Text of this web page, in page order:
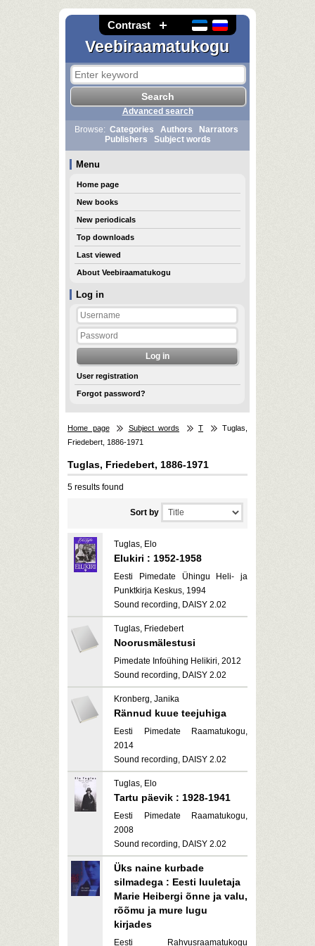
Contrast
Veebiraamatukogu
Log in
User registration
Forgot password?
Advanced search
Browse: Categories Authors
Narrators
Publishers
Subject words
Menu
Home page
New books
New periodicals
Top downloads
Last viewed
About Veebiraamatukogu
Home page Subject words T
Tuglas,
Friedebert, 1886-1971
Tuglas, Friedebert, 1886-1971
5 results found
Sort by
Tuglas, Elo
Elukiri : 1952-1958
Eesti Pimedate Ühingu Heli- ja
Punktkirja Keskus, 1994
Sound recording, DAISY 2.02
Tuglas, Friedebert
Noorusmälestusi
Pimedate Infoühing Helikiri, 2012
Sound recording, DAISY 2.02
Kronberg, Janika
Rännud kuue teejuhiga
Eesti Pimedate Raamatukogu,
2014
Sound recording, DAISY 2.02
Tuglas, Elo
Tartu päevik : 1928-1941
Eesti Pimedate Raamatukogu,
2008
Sound recording, DAISY 2.02
Üks naine kurbade
silmadega : Eesti luuletaja
Marie Heibergi õnne ja valu,
rõõmu ja mure lugu
kirjades
Eesti Rahvusraamatukogu